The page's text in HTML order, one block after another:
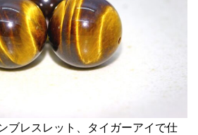
ブレスレット、タイガーアイで仕